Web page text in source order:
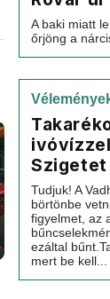
A baki miatt
őrjöng a
Szigetet
Tudjuk! A
börtönbe
figyelmet, az
ezáltal
mert be kell...